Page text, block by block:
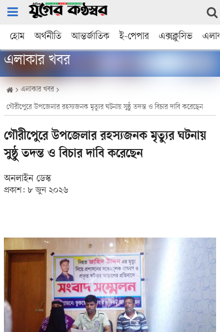
হোম অর্থনীতি আন্তর্জাতিক ই-পেপার এক্সক্লুসিভ
এলাকার খবর
এলাকার খবর
গৌরীপুেরে উপজেলার রহস্যজনক মৃত্যুর ঘটনায় সুষ্ঠু তদন্ত ও বিচার দাবি করেছেন
গৌরীপুেরে উপজেলার রহস্যজনক মৃত্যুর ঘটনায়
সুষ্ঠু তদন্ত ও বিচার দাবি করেছেন
অনলাইন ডেস্ক
প্রকাশ: ৮ জুন ২০২৬